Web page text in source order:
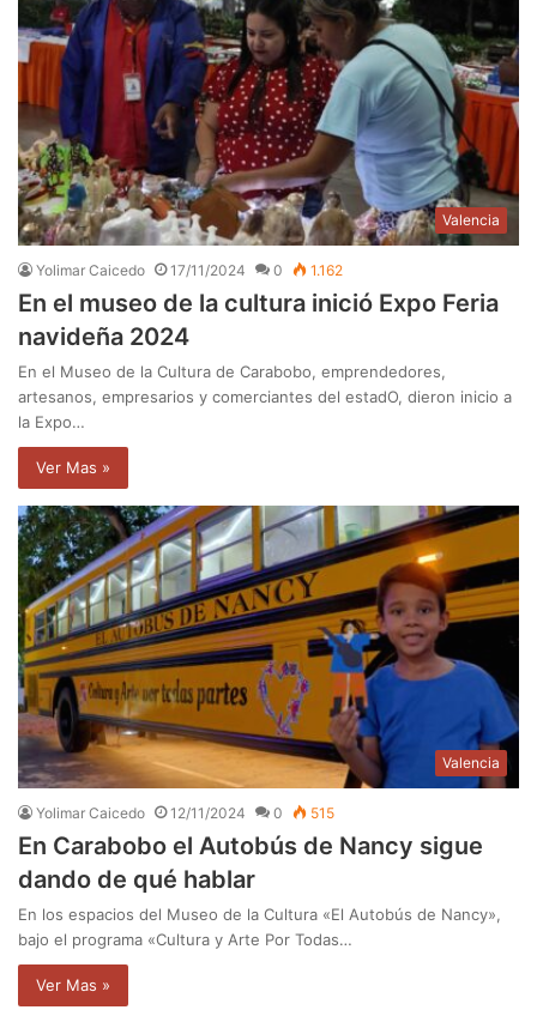
Valencia
Yolimar Caicedo 17/11/2024 0 1.162
En el museo de la cultura inició Expo Feria
navideña 2024
En el Museo de la Cultura de Carabobo, emprendedores,
artesanos, empresarios y comerciantes del estadO, dieron inicio a
la Expo…
Ver Mas »
Valencia
Yolimar Caicedo 12/11/2024 0 515
En Carabobo el Autobús de Nancy sigue
dando de qué hablar
En los espacios del Museo de la Cultura «El Autobús de Nancy»,
bajo el programa «Cultura y Arte Por Todas…
Ver Mas »